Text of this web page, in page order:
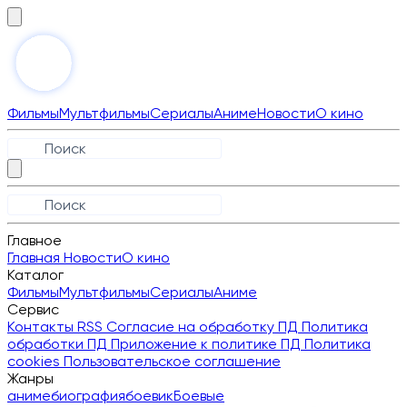
ФильмыМультфильмыСериалыАнимеНовостиО кино
Главное
Главная НовостиО кино
Каталог
ФильмыМультфильмыСериалыАниме
Сервис
Контакты RSS Согласие на обработку ПД Политика
обработки ПД Приложение к политике ПД Политика
cookies Пользовательское соглашение
Жанры
анимебиографиябоевикБоевые